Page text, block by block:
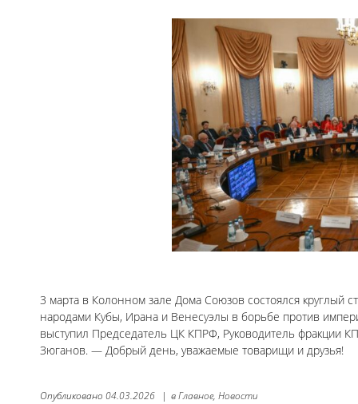
3 марта в Колонном зале Дома Союзов состоялся круглый
народами Кубы, Ирана и Венесуэлы в борьбе против
выступил Председатель ЦК КПРФ, Руководитель фракции
Зюганов. — Добрый день, уважаемые товарищи и друзья!
Опубликовано 04.03.2026 | вГлавное, Новости